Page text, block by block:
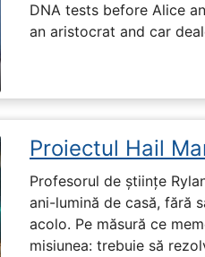
DNA tests before Alice
an aristocrat and car
Proiectul Hail
Profesorul de științe
ani-lumină de casă, fără
acolo. Pe măsură ce
misiunea: trebuie să